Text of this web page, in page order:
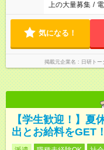
上の大量募集 /
気になる！
掲載元企業名 日研ト
【学生歓迎！】夏
出とお給料をGET！